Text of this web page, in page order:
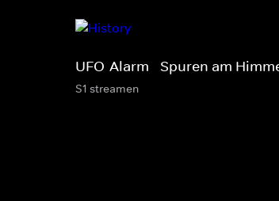
UFO-Alarm - Spuren am
S1 streamen